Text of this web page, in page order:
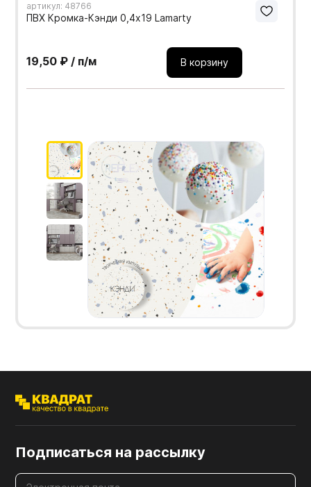
артикул: 48766
ПВХ Кромка-Кэнди 0,4х19 Lamarty
19,50 ₽ / п/м В корзину
Подписаться на рассылку